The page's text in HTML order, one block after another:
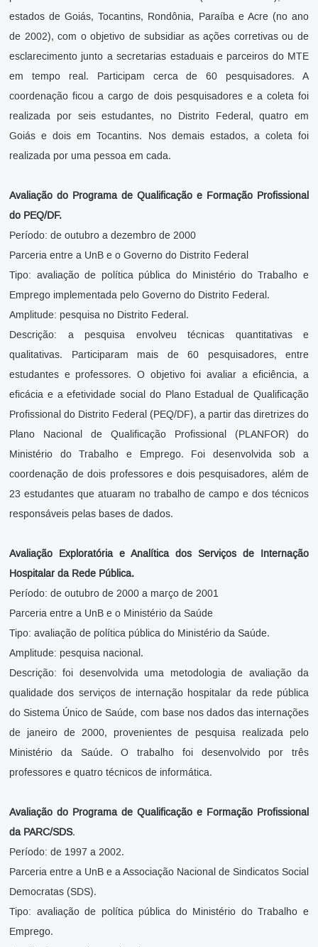
estados de Goiás, Tocantins, Rondônia, Paraíba e Acre (no ano
de 2002), com o objetivo de subsidiar as ações corretivas ou de
esclarecimento junto a secretarias estaduais e parceiros do MTE
em tempo real. Participam cerca de 60 pesquisadores. A
coordenação ficou a cargo de dois pesquisadores e a coleta foi
realizada por seis estudantes, no Distrito Federal, quatro em
Goiás e dois em Tocantins. Nos demais estados, a coleta foi
realizada por uma pessoa em cada.
Avaliação do Programa de Qualificação e Formação Profissional
do PEQ/DF.
Período: de outubro a dezembro de 2000
Parceria entre a UnB e o Governo do Distrito Federal
Tipo: avaliação de política pública do Ministério do Trabalho e
Emprego implementada pelo Governo do Distrito Federal.
Amplitude: pesquisa no Distrito Federal.
Descrição: a pesquisa envolveu técnicas quantitativas e
qualitativas. Participaram mais de 60 pesquisadores, entre
estudantes e professores. O objetivo foi avaliar a eficiência, a
eficácia e a efetividade social do Plano Estadual de Qualificação
Profissional do Distrito Federal (PEQ/DF), a partir das diretrizes do
Plano Nacional de Qualificação Profissional (PLANFOR) do
Ministério do Trabalho e Emprego. Foi desenvolvida sob a
coordenação de dois professores e dois pesquisadores, além de
23 estudantes que atuaram no trabalho de campo e dos técnicos
responsáveis pelas bases de dados.
Avaliação Exploratória e Analítica dos Serviços de Internação
Hospitalar da Rede Pública.
Período: de outubro de 2000 a março de 2001
Parceria entre a UnB e o Ministério da Saúde
Tipo: avaliação de política pública do Ministério da Saúde.
Amplitude: pesquisa nacional.
Descrição: foi desenvolvida uma metodologia de avaliação da
qualidade dos serviços de internação hospitalar da rede pública
do Sistema Único de Saúde, com base nos dados das internações
de janeiro de 2000, provenientes de pesquisa realizada pelo
Ministério da Saúde. O trabalho foi desenvolvido por três
professores e quatro técnicos de informática.
Avaliação do Programa de Qualificação e Formação Profissional
da PARC/SDS.
Período: de 1997 a 2002.
Parceria entre a UnB e a Associação Nacional de Sindicatos Social
Democratas (SDS).
Tipo: avaliação de política pública do Ministério do Trabalho e
Emprego.